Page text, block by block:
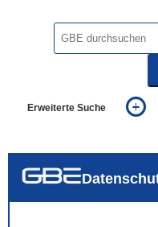
Erweiterte Suche
auch in allen Texten